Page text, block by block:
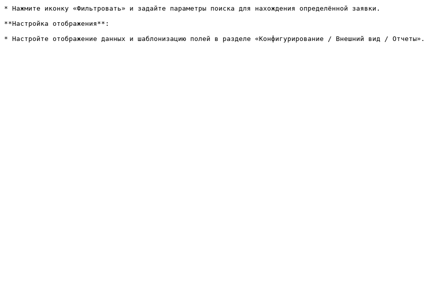
* Нажмите иконку «Фильтровать» и задайте параметры поиска для нахождения определённой заявки.
**Настройка отображения**: